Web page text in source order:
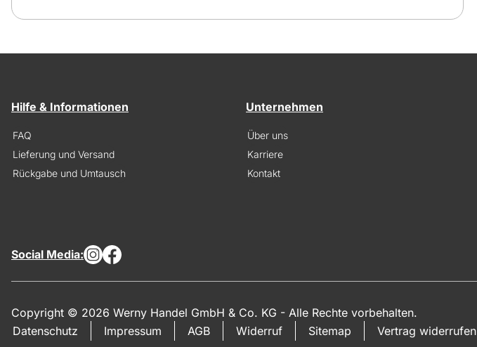
Hilfe & Informationen
FAQ
Lieferung und Versand
Rückgabe und Umtausch
Unternehmen
Über uns
Karriere
Kontakt
Social Media:
Copyright © 2026 Werny Handel GmbH & Co. KG - Alle Rechte vorbehalten.
Datenschutz
Impressum AGB Widerruf Sitemap Vertrag widerrufen